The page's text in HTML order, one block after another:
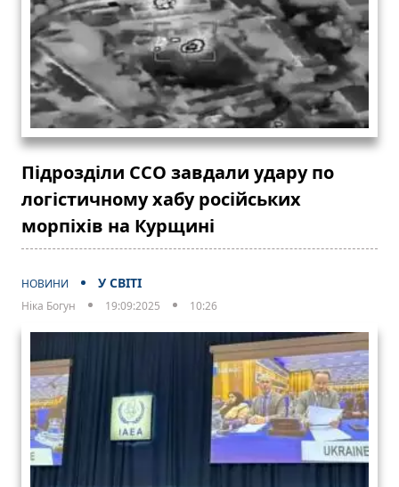
Підрозділи ССО завдали удару по
логістичному хабу російських
морпіхів на Курщині
НОВИНИ У СВІТІ
Ніка Богун 19:09:2025 10:26